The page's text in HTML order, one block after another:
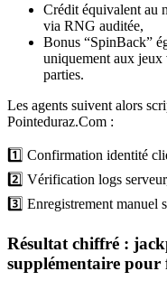
Crédit équivalent au
via RNG auditée,
Bonus “SpinBack”
uniquement aux
parties.
Les agents suivent alors
Pointeduraz.Com :
1️⃣ Confirmation identité
2️⃣ Vérification logs
3️⃣ Enregistrement manuel
Résultat chiffré :
supplémentaire pour